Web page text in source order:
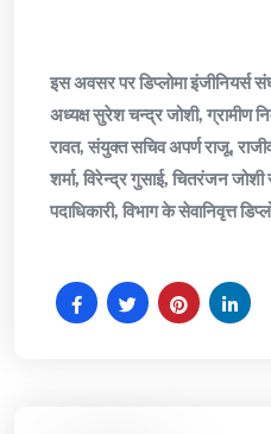
इस अवसर पर डिप्लोमा इंजीनियर्स
अध्यक्ष सुरेश चन्द्र जोशी, ग्रामीण
रावत, संयुक्त सचिव अपर्ण राजू,
शर्मा, विरेन्द्र गुसाई, चितरंजन
पदाधिकारी, विभाग के सेवानिवृत्त